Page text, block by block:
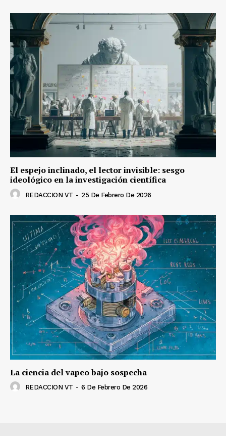
El espejo inclinado, el lector invisible: sesgo
ideológico en la investigación científica
REDACCION VT - 25 De Febrero De 2026
La ciencia del vapeo bajo sospecha
REDACCION VT - 6 De Febrero De 2026